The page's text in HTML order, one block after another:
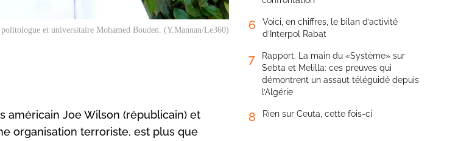
et universitaire Mohamed Bouden. (Y.Mannan/Le360)
américain Joe Wilson (républicain) et
organisation terroriste, est plus que
6
Voici, en chiffres, le bilan d’activité
d’Interpol Rabat
7
Rapport. La main du «Système» sur
Sebta et Melilla: ces preuves qui
démontrent un assaut téléguidé depuis
l’Algérie
8 Rien sur Ceuta, cette fois-ci